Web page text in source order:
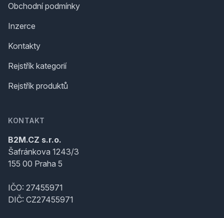
Obchodní podmínky
Inzerce
Kontakty
Rejstřík kategorií
Rejstřík produktů
KONTAKT
B2M.CZ s.r.o.
Šafránkova 1243/3
155 00 Praha 5
IČO: 27455971
DIČ: CZ27455971